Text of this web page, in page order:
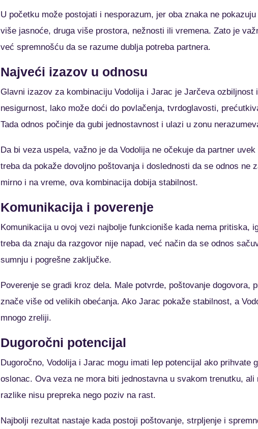
U početku može postojati i nesporazum, jer oba znaka ne
više jasnoće, druga više prostora, nežnosti ili vremena. Zato je
već spremnošću da se razume dublja potreba partnera.
Najveći izazov u odnosu
Glavni izazov za kombinaciju Vodolija i Jarac je Jarčeva ozbiljnost
nesigurnost, lako može doći do povlačenja, tvrdoglavosti,
Tada odnos počinje da gubi jednostavnost i ulazi u zonu
Da bi veza uspela, važno je da Vodolija ne očekuje da partner
treba da pokaže dovoljno poštovanja i doslednosti da se odnos ne
mirno i na vreme, ova kombinacija dobija stabilnost.
Komunikacija i poverenje
Komunikacija u ovoj vezi najbolje funkcioniše kada nema pritiska,
treba da znaju da razgovor nije napad, već način da se odnos
sumnju i pogrešne zaključke.
Poverenje se gradi kroz dela. Male potvrde, poštovanje dogovora,
znače više od velikih obećanja. Ako Jarac pokaže stabilnost, a
mnogo zreliji.
Dugoročni potencijal
Dugoročno, Vodolija i Jarac mogu imati lep potencijal ako prihvate
oslonac. Ova veza ne mora biti jednostavna u svakom trenutku,
razlike nisu prepreka nego poziv na rast.
Najbolji rezultat nastaje kada postoji poštovanje, strpljenje i